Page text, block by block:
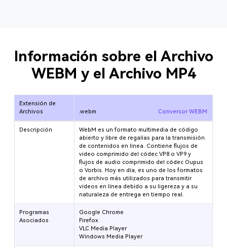
Información sobre el Archivo
WEBM y el Archivo MP4
Extensión de
Archivos
.webm Conversor WEBM
Descripción
WebM es un formato multimedia de código
abierto y libre de regalías para la transmisión
de contenidos en línea. Contiene flujos de
video comprimido del códec VP8 o VP9 y
flujos de audio comprimido del códec Oupus
o Vorbis. Hoy en día, es uno de los formatos
de archivo más utilizados para transmitir
videos en línea debido a su ligereza y a su
naturaleza de entrega en tiempo real.
Programas
Asociados
Google Chrome
Firefox
VLC Media Player
Windows Media Player